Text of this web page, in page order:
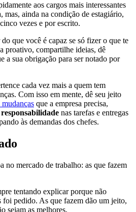
aos cargos mais interessantes
mas, ainda na condição de estagiário,
vezes e por escrito.
que você é capaz se só fizer o que te
proativo, compartilhe ideias, dê
a sua obrigação para ser notado por
cada vez mais a quem tem
Com isso em mente, dê seu jeito
mudanças que a empresa precisa,
nas tarefas e entregas
às demandas dos chefes.
no mercado de trabalho: as que fazem
tentando explicar porque não
foi pedido. As que fazem dão um jeito,
sejam as melhores.